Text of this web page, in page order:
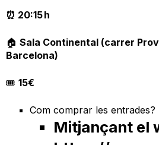
⏰ 20:15 h
🏠 Sala Continental (carrer
Barcelona)
🎟️ 15€
Com comprar les entrades?
Mitjançant el